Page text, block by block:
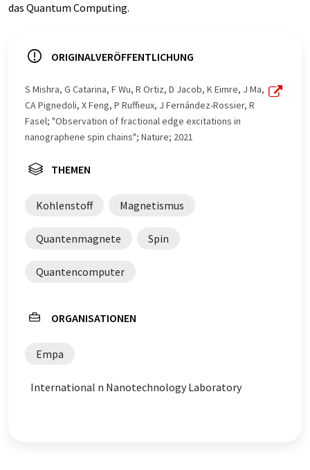
das Quantum Computing.
ORIGINALVERÖFFENTLICHUNG
S Mishra, G Catarina, F Wu, R Ortiz, D Jacob, K Eimre, J Ma,
CA Pignedoli, X Feng, P Ruffieux, J Fernández-Rossier, R
Fasel; "Observation of fractional edge excitations in
nanographene spin chains"; Nature; 2021
THEMEN
Kohlenstoff Magnetismus
Quantenmagnete Spin
Quantencomputer
ORGANISATIONEN
Empa
International n Nanotechnology Laboratory